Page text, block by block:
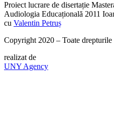
Proiect lucrare de disertație
Audiologia Educațională 2011
cu Valentin Petruș
Copyright 2020 – Toate
realizat de
UNY Agency